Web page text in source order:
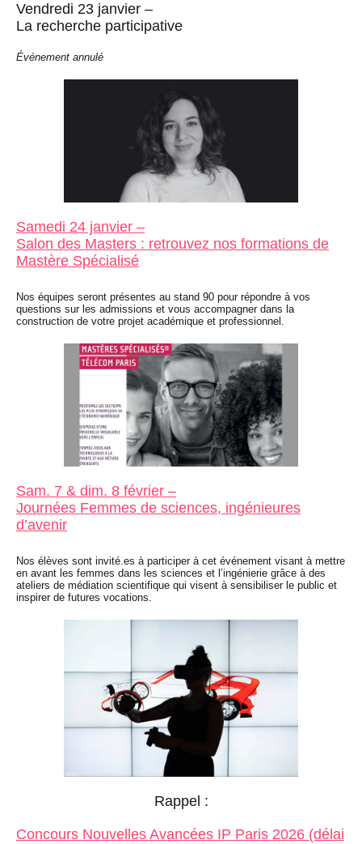
Vendredi 23 janvier –
La recherche participative
Événement annulé
Samedi 24 janvier –
Salon des Masters : retrouvez nos formations de
Mastère Spécialisé
Nos équipes seront présentes au stand 90 pour répondre à vos
questions sur les admissions et vous accompagner dans la
construction de votre projet académique et professionnel.
Sam. 7 & dim. 8 février –
Journées Femmes de sciences, ingénieures
d’avenir
Nos élèves sont invité.es à participer à cet événement visant à mettre
en avant les femmes dans les sciences et l’ingénierie grâce à des
ateliers de médiation scientifique qui visent à sensibiliser le public et
inspirer de futures vocations.
Rappel :
Concours Nouvelles Avancées IP Paris 2026 (délai